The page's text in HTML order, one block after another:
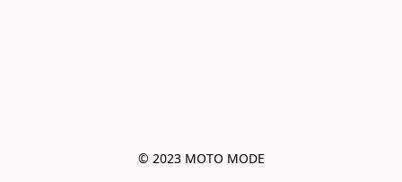
© 2023 MOTO MODE